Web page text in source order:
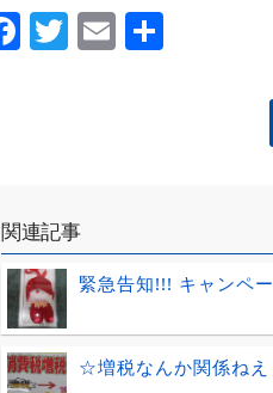
Facebook
Twitter
Email
関連記事
緊急告知!!! キャンペ
☆増税なんか関係ね